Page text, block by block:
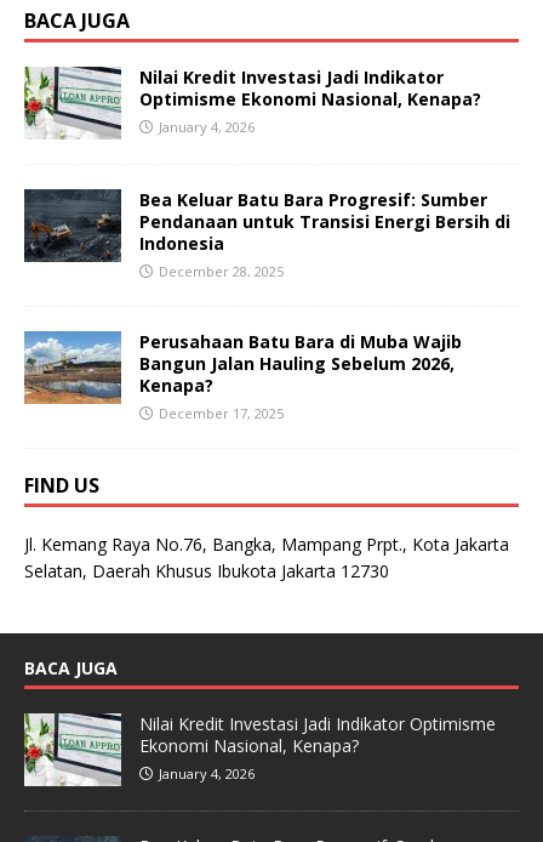
BACA JUGA
Nilai Kredit Investasi Jadi Indikator
Optimisme Ekonomi Nasional, Kenapa?
January 4, 2026
Bea Keluar Batu Bara Progresif: Sumber
Pendanaan untuk Transisi Energi Bersih di
Indonesia
December 28, 2025
Perusahaan Batu Bara di Muba Wajib
Bangun Jalan Hauling Sebelum 2026,
Kenapa?
December 17, 2025
FIND US
Jl. Kemang Raya No.76, Bangka, Mampang Prpt., Kota Jakarta
Selatan, Daerah Khusus Ibukota Jakarta 12730
BACA JUGA
Nilai Kredit Investasi Jadi Indikator Optimisme
Ekonomi Nasional, Kenapa?
January 4, 2026